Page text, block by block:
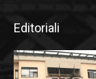
Editoriali